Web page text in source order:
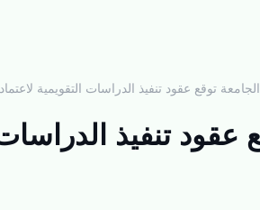
الجامعة توقع عقود تنفيذ الدراسات التقويمية لاعتماد 17 برنامجًا أكاديميًا مع هيئة تقويم التعليم والتدريب